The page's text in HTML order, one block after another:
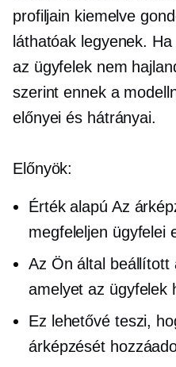
profiljain kiemelve
láthatóak legyenek.
az ügyfelek nem
szerint ennek a
előnyei és hátrányai.
Előnyök:
Érték alapú Az
megfeleljen ügyfelei
Az Ön által beállított
amelyet az ügyfelek
Ez lehetővé teszi,
árképzését